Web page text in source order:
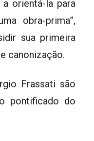
orientá-la para
obra-prima”,
sua primeira
canonização.
Frassati são
pontificado do